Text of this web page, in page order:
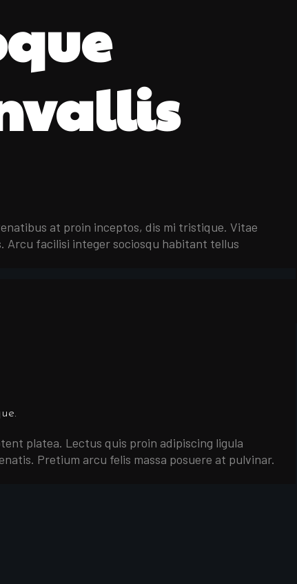
at proin inceptos, dis mi tristique. Vitae
Arcu facilisi integer sociosqu habitant tellus
platea. Lectus quis proin adipiscing ligula
Pretium arcu felis massa posuere at pulvinar.